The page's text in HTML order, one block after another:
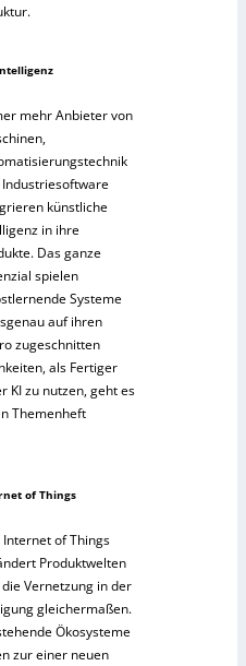
mehr Anbieter von
Industriesoftware
künstliche
in ihre
Das ganze
spielen
Systeme
auf ihren
zugeschnitten
als Fertiger
KI zu nutzen, geht es
Themenheft
of Things
Internet of Things
Produktwelten
die Vernetzung in der
gleichermaßen.
Ökosysteme
zur einer neuen